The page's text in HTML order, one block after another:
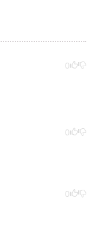
0
0
0